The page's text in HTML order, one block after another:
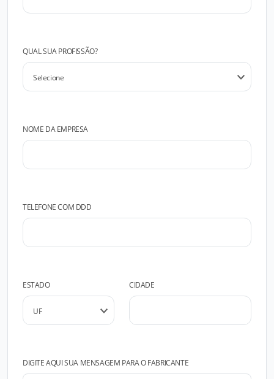
QUAL SUA PROFISSÃO?
NOME DA EMPRESA
TELEFONE COM DDD
ESTADO CIDADE
DIGITE AQUI SUA MENSAGEM PARA O FABRICANTE